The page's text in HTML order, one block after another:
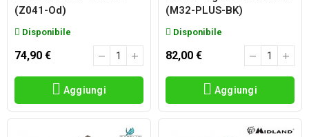
(z041-Od)
Disponibile
74,90 €
Aggiungi
(M32-PLUS-BK)
Disponibile
82,00 €
Aggiungi